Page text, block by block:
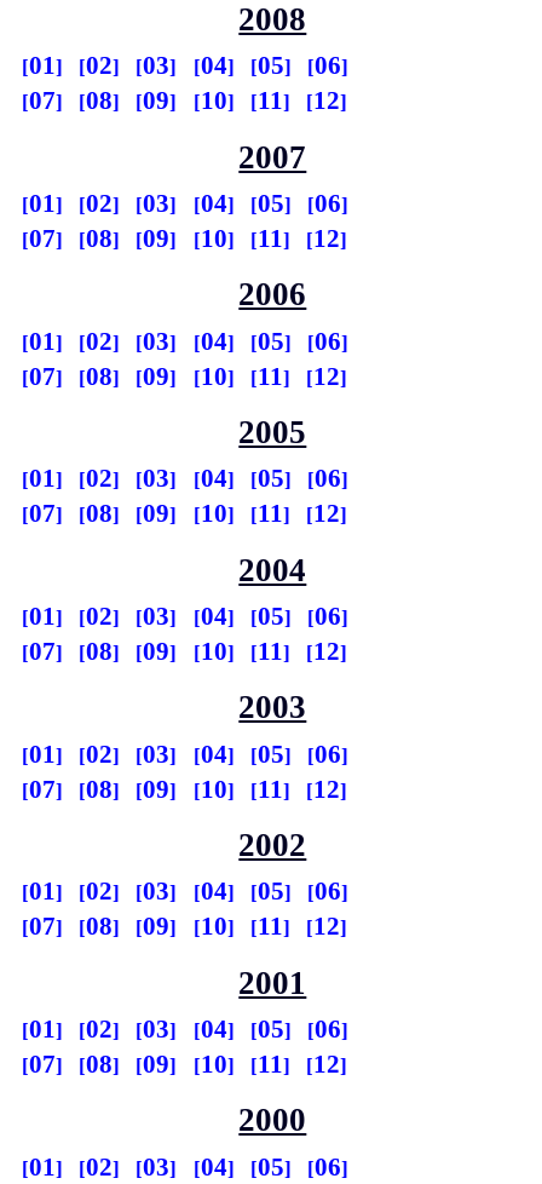
2008
01 02 03 04 05
06
07
08 09 10 11 12
2007
01 02 03 04 05
06
07
08 09 10 11 12
2006
01 02 03 04 05
06
07
08 09 10 11 12
2005
01 02 03 04 05
06
07
08 09 10 11 12
2004
01 02 03 04 05
06
07
08 09 10 11 12
2003
01 02 03 04 05
06
07
08 09 10 11 12
2002
01 02 03 04 05
06
07
08 09 10 11 12
2001
01 02 03 04 05
06
07
08 09 10 11 12
2000
01 02 03 04 05 06